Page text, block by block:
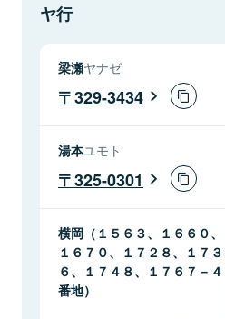
ヤ行
梁瀬ヤナゼ
329-3434
湯本ユモト
325-0301
横岡（１５６３、１６６０、
１６７０、１７２８、１７３
６、１７４８、１７６７－４
番地）